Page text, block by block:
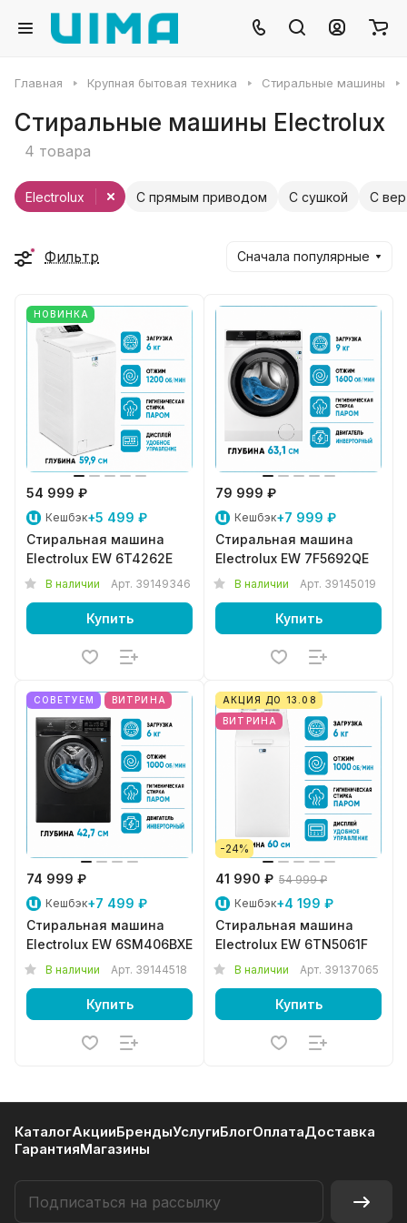
Главная Крупная бытовая техника Стиральные машины
Стиральные машины Electrolux
4 товара
С прямым приводом С сушкой С
Electrolux
Фильтр Сначала популярные
НОВИНКА
54 999 ₽
Кешбэк+5 499 ₽
Стиральная машина
Electrolux EW 6T4262E
В наличии Арт. 39149346
Купить
79 999 ₽
Кешбэк+7 999 ₽
Стиральная машина
Electrolux EW 7F5692QE
В наличии Арт. 39145019
Купить
СОВЕТУЕМ ВИТРИНА
74 999 ₽
Кешбэк+7 499 ₽
Стиральная машина
Electrolux EW 6SM406BXE
В наличии Арт. 39144518
Купить
АКЦИЯ ДО 13.08
ВИТРИНА
-24%
41 990 ₽ 54 999 ₽
Кешбэк+4 199 ₽
Стиральная машина
Electrolux EW 6TN5061F
В наличии Арт. 39137065
Купить
КаталогАкцииБрендыУслугиБлогОплатаДоставка
ГарантияМагазины